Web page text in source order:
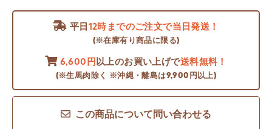
平日 12時までのご注文で当日発送！
(※在庫有り商品に限る)
6,600円 以上のお買い上げで送料無料！
(※生馬肉除く ※沖縄・離島は9,900円以上)
この商品について問い合わせる